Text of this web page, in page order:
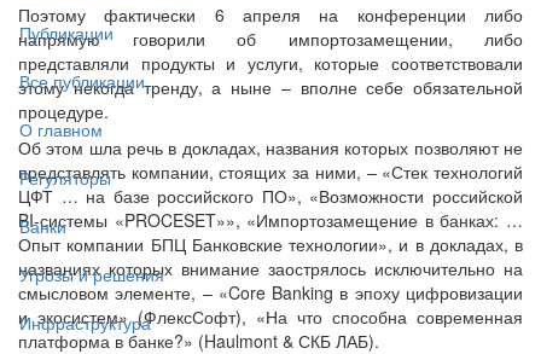
Публикации
Все публикации
О главном
Регуляторы
Банки
Угрозы и решения
Инфраструктура
Поэтому фактически 6 апреля на конференции либо
напрямую говорили об импортозамещении, либо
представляли продукты и услуги, которые соответствовали
этому некогда тренду, а ныне – вполне себе обязательной
процедуре.
Об этом шла речь в докладах, названия которых позволяют не
представлять компании, стоящих за ними, – «Стек технологий
ЦФТ … на базе российского ПО», «Возможности российской
BI-системы «PROCESET»», «Импортозамещение в банках: …
Опыт компании БПЦ Банковские технологии», и в докладах, в
названиях которых внимание заострялось исключительно на
смысловом элементе, – «Core Banking в эпоху цифровизации
и экосистем» (ФлексСофт), «На что способна современная
платформа в банке?» (Haulmont & СКБ ЛАБ).